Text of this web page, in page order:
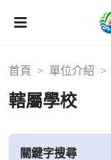
首頁 單位介紹
轄屬學校
關鍵字搜尋